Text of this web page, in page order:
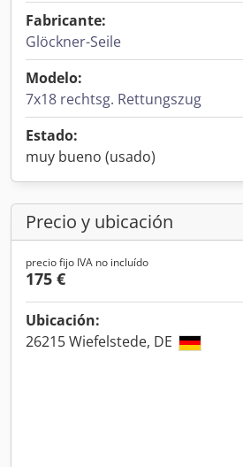
Fabricante:
Glöckner-Seile
Modelo:
7x18 rechtsg. Rettungszug
Estado:
muy bueno (usado)
Precio y ubicación
precio fijo IVA no incluído
175 €
Ubicación:
26215 Wiefelstede, DE